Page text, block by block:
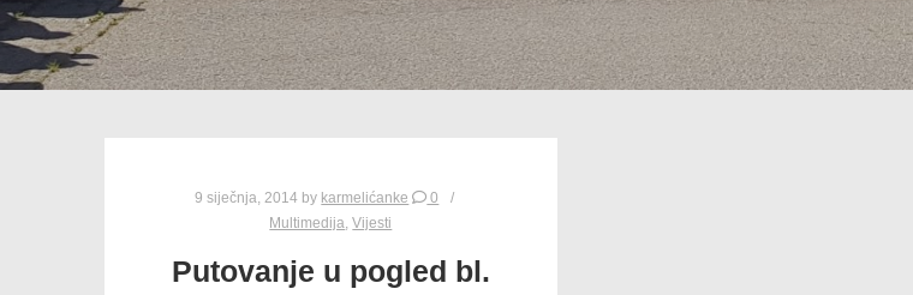
9 siječnja, 2014 by karmelićanke
0
Multimedija,Vijesti
Putovanje u pogled bl.